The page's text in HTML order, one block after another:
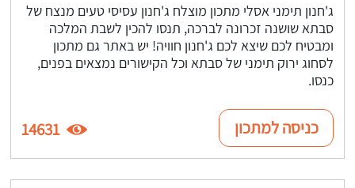
ג'חנון תימני אסלי מתכון מוצלח ג'חנון עסיסי טעים מנצח של
סבתא שושנה זכרונה לברכה, תנסו להכין לשבת המלכה
ומבטיח לכם שיצא לכם ג'חנון חוויה! יש באתר גם מתכון
לסחוג ירוק תימני של סבתא וכל הקישורים נמצאים בפנים,
כנסו.
כניסה למתכון 14631